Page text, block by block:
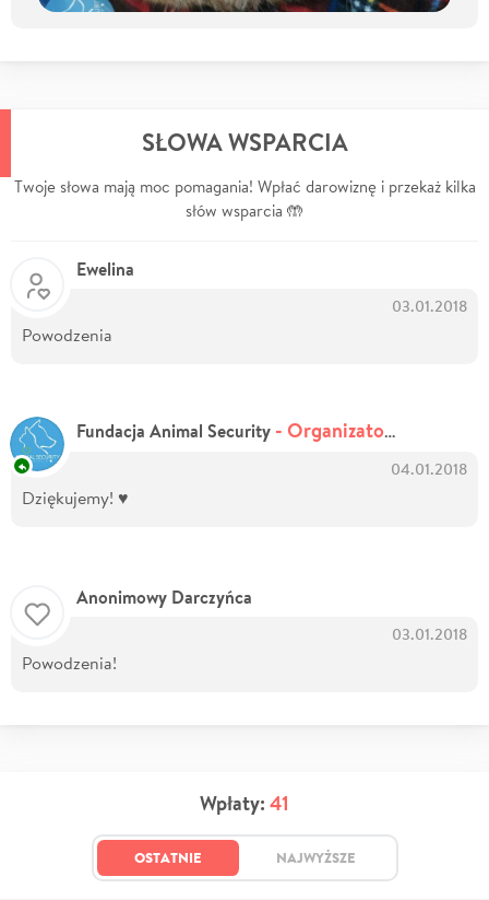
SŁOWA WSPARCIA
Twoje słowa mają moc pomagania! Wpłać darowiznę i przekaż kilka
słów wsparcia 🤲
Ewelina
03.01.2018
Powodzenia
Fundacja Animal Security - Organizator zbiórki
04.01.2018
Dziękujemy! ♥
Anonimowy Darczyńca
03.01.2018
Powodzenia!
Wpłaty: 41
OSTATNIE NAJWYŻSZE